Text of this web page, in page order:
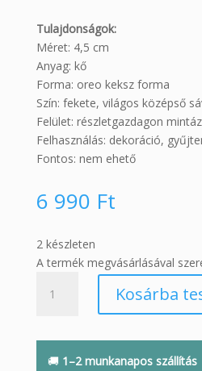
Tulajdonságok:
Méret: 4,5 cm
Anyag: kő
Forma: oreo keksz forma
Szín: fekete, világos középső
Felület: részletgazdagon
Felhasználás: dekoráció,
Fontos: nem ehető
6 990 Ft
2 készleten
A termék megvásárlásával
keksz
Kosárba
🚚 1–2 munkanapos szállítás